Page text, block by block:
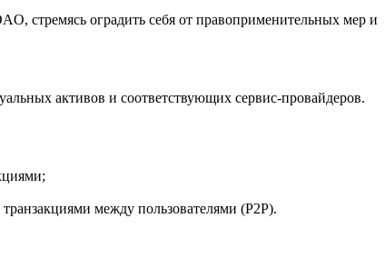
стремясь оградить себя от правоприменительных мер и
активов и соответствующих сервис-провайдеров.
между пользователями (P2P).